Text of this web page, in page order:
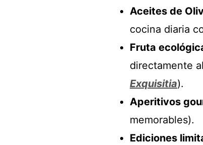
Aceites de
cocina diaria
Fruta
directamente
Exquisitia).
Aperitivos
memorables).
Ediciones